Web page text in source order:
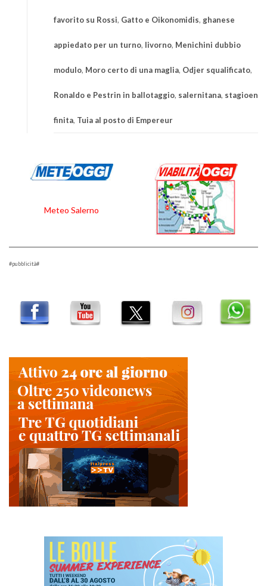
favorito su Rossi, Gatto e Oikonomidis, ghanese
appiedato per un turno, livorno, Menichini dubbio
modulo, Moro certo di una maglia, Odjer squalificato,
Ronaldo e Pestrin in ballotaggio, salernitana, stagioen
finita, Tuia al posto di Empereur
Meteo Salerno
#pubblicità#